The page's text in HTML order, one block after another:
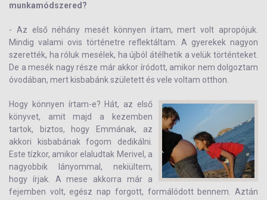
munkamódszered?
- Az első néhány mesét könnyen írtam, mert volt apropójuk.
Mindig valami ovis történetre reflektáltam. A gyerekek nagyon
szerették, ha róluk mesélek, ha újból átélhetik a velük történteket.
De a mesék nagy része már akkor íródott, amikor nem dolgoztam
óvodában, mert kisbabánk született és vele voltam otthon.
Hogy könnyen írtam-e? Hát, az első
könyvet, amit majd a kezemben
tartok, biztos, hogy Emmának, az
akkori kisbabának fogom dedikálni.
Este tízkor, amikor elaludtak Merivel, a
nagyobbik lányommal, nekiültem,
hogy írjak. A mese akkorra már a
fejemben volt, egész nap forgott, formálódott bennem. Aztán